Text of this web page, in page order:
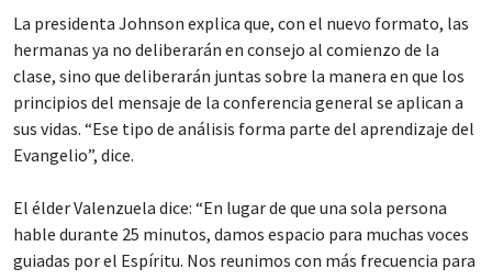
La presidenta Johnson explica que, con el nuevo formato, las
hermanas ya no deliberarán en consejo al comienzo de la
clase, sino que deliberarán juntas sobre la manera en que los
principios del mensaje de la conferencia general se aplican a
sus vidas. “Ese tipo de análisis forma parte del aprendizaje del
Evangelio”, dice.
El élder Valenzuela dice: “En lugar de que una sola persona
hable durante 25 minutos, damos espacio para muchas voces
guiadas por el Espíritu. Nos reunimos con más frecuencia para